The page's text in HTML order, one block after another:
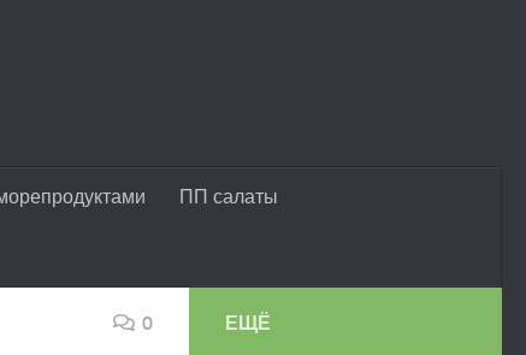
ПП салаты
0 ЕЩЁ